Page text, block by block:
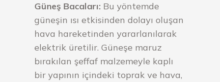
Güneş Bacaları: Bu yöntemde
güneşin ısı etkisinden dolayı oluşan
hava hareketinden yararlanılarak
elektrik üretilir. Güneşe maruz
bırakılan şeffaf malzemeyle kaplı
bir yapının içindeki toprak ve hava,